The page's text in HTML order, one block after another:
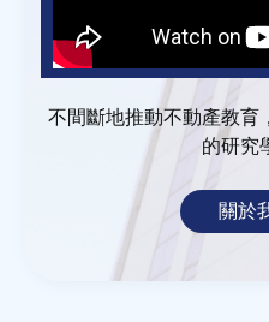
不間斷地推動不動產教育
的研究
關於